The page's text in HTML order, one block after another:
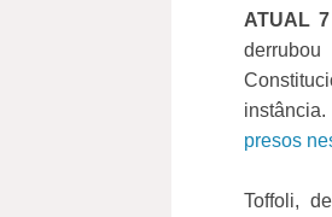
ATUAL 7
presos
Toffoli,